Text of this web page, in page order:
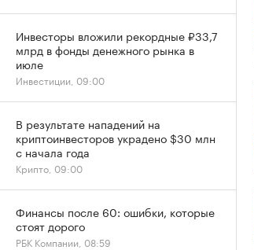
Инвесторы вложили рекордные ₽33,7
млрд в фонды денежного рынка в
июле
Инвестиции, 09:00
В результате нападений на
криптоинвесторов украдено $30 млн
с начала года
Крипто, 09:00
Финансы после 60: ошибки, которые
стоят дорого
РБК Компании, 08:59